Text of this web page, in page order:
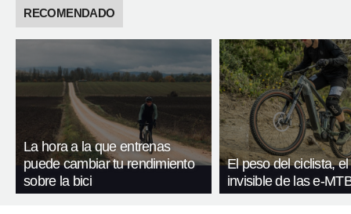
RECOMENDADO
La hora a la que entrenas
puede cambiar tu rendimiento
sobre la bici
El peso del ciclista,
invisible de las e-